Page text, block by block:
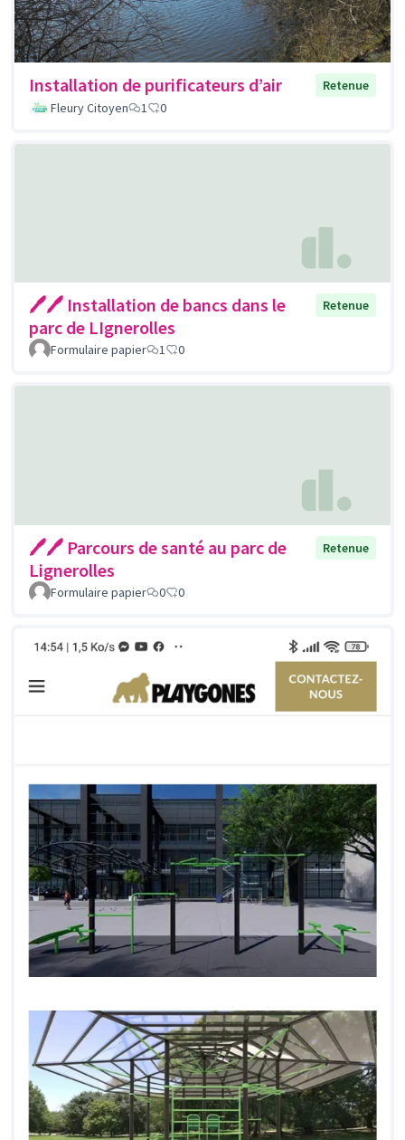
Installation de purificateurs d’air
Retenue
Fleury Citoyen
1 0
🖊🖊 Installation de bancs dans le
parc de LIgnerolles
Retenue
Formulaire papier 1 0
🖊🖊 Parcours de santé au parc de
Lignerolles
Retenue
Formulaire papier 0 0